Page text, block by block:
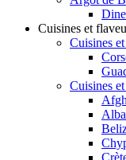
Cuisines et
Cuisines
Cuisines